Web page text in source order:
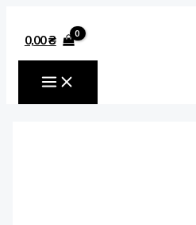
содержимому
0,00₴
Lancome
La
Vie
Est
Belle